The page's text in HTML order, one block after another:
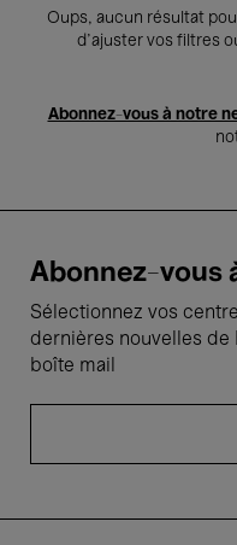
Oups, aucun résultat
d’ajuster vos filtres
Abonnez-vous à notre
Abonnez-vous
Sélectionnez vos
dernières nouvelles de
boîte mail